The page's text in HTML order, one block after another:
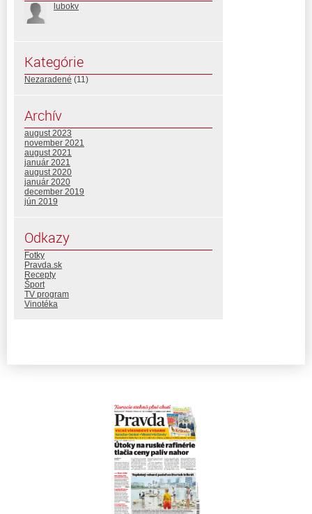
lubokv
Kategórie
Nezaradené (11)
Archív
august 2023
november 2021
august 2021
január 2021
august 2020
január 2020
december 2019
jún 2019
Odkazy
Fotky
Pravda.sk
Recepty
Šport
TV program
Vinotéka